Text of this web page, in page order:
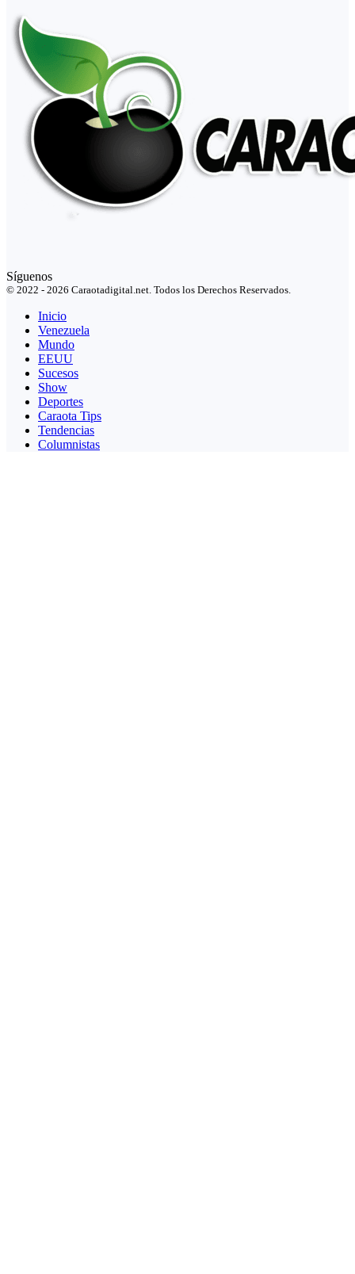
Síguenos
© 2022 - 2026 Caraotadigital.net. Todos los Derechos Reservados.
Inicio
Venezuela
Mundo
EEUU
Sucesos
Show
Deportes
Caraota Tips
Tendencias
Columnistas